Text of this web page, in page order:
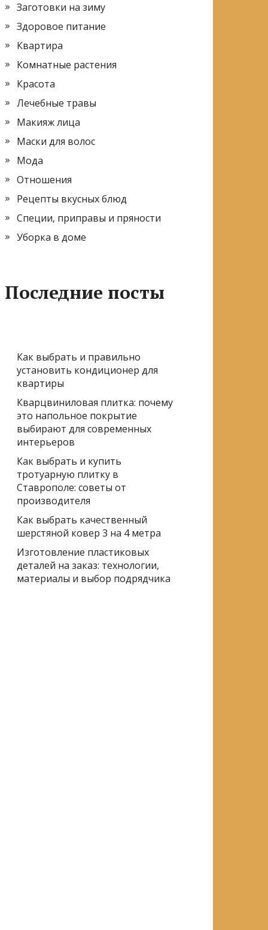
Заготовки на зиму
Здоровое питание
Квартира
Комнатные растения
Красота
Лечебные травы
Макияж лица
Маски для волос
Мода
Отношения
Рецепты вкусных блюд
Специи, приправы и пряности
Уборка в доме
Последние посты
Как выбрать и правильно
установить кондиционер для
квартиры
Кварцвиниловая плитка: почему
это напольное покрытие
выбирают для современных
интерьеров
Как выбрать и купить
тротуарную плитку в
Ставрополе: советы от
производителя
Как выбрать качественный
шерстяной ковер 3 на 4 метра
Изготовление пластиковых
деталей на заказ: технологии,
материалы и выбор подрядчика